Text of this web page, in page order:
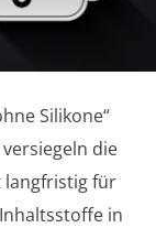
Silikone“
die
langfristig für
in